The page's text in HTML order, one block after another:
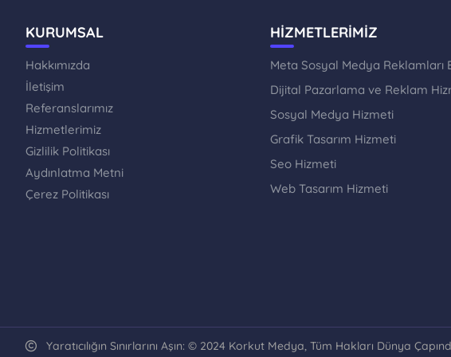
KURUMSAL
Hakkımızda
İletişim
Referanslarımız
Hizmetlerimiz
Gizlilik Politikası
Aydınlatma Metni
Çerez Politikası
HİZMETLERİMİZ
Meta Sosyal Medya Reklamları
Dijital Pazarlama ve Reklam
Sosyal Medya Hizmeti
Grafik Tasarım Hizmeti
Seo Hizmeti
Web Tasarım Hizmeti
Yaratıcılığın Sınırlarını Aşın: © 2024 Korkut Medya, Tüm Hakları Dünya